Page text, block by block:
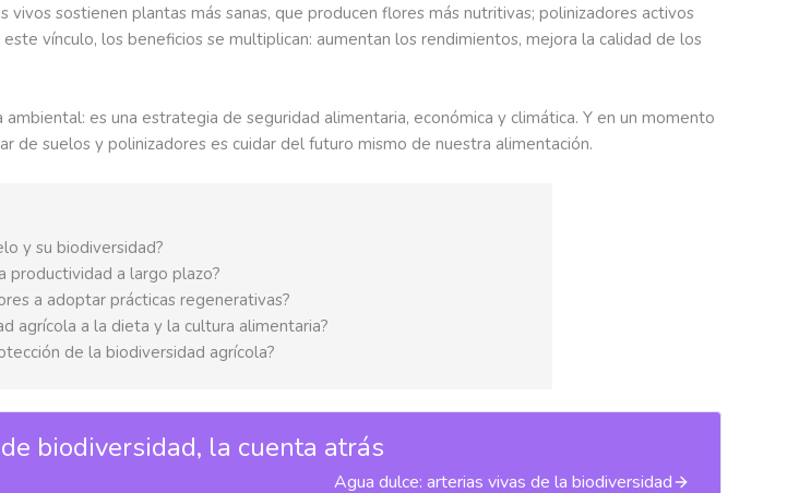
sostienen plantas más sanas, que producen flores más nutritivas; polinizadores activos
vínculo, los beneficios se multiplican: aumentan los rendimientos, mejora la calidad de los
es una estrategia de seguridad alimentaria, económica y climática. Y en un momento
de suelos y polinizadores es cuidar del futuro mismo de nuestra alimentación.
y su biodiversidad?
productividad a largo plazo?
a adoptar prácticas regenerativas?
agrícola a la dieta y la cultura alimentaria?
de la biodiversidad agrícola?
biodiversidad, la cuenta atrás
Agua dulce: arterias vivas de la biodiversidad